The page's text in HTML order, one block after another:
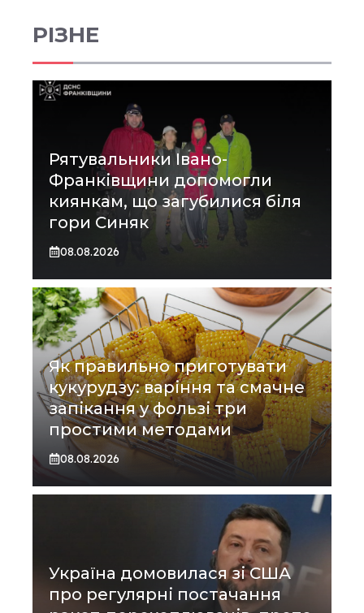
РІЗНЕ
Рятувальники Івано-
Франківщини допомогли
киянкам, що загубилися біля
гори Синяк
08.08.2026
Як правильно приготувати
кукурудзу: варіння та смачне
запікання у фользі три
простими методами
08.08.2026
Україна домовилася зі США
про регулярні постачання